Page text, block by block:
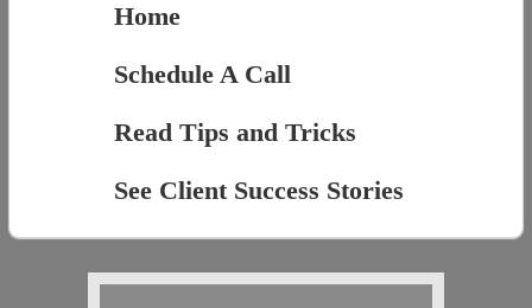
Home
Schedule A Call
Read Tips and Tricks
See Client Success Stories